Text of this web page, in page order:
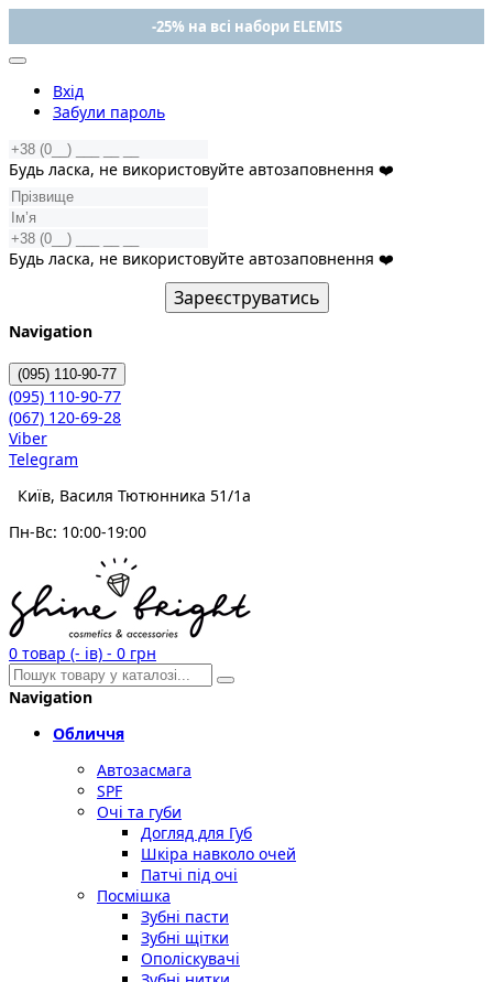
-25% на всі набори ELEMIS
Вхід
Забули пароль
Будь ласка, не використовуйте автозаповнення ❤️
Будь ласка, не використовуйте автозаповнення ❤️
Зареєструватись
Navigation
(095) 110-90-77
(095) 110-90-77
(067) 120-69-28
Viber
Telegram
Київ, Василя Тютюнника 51/1а
Пн-Вс: 10:00-19:00
0 товар (- ів) - 0 грн
Navigation
Обличчя
Автозасмага
SPF
Очі та губи
Догляд для Губ
Шкіра навколо очей
Патчі під очі
Посмішка
Зубні пасти
Зубні щітки
Ополіскувачі